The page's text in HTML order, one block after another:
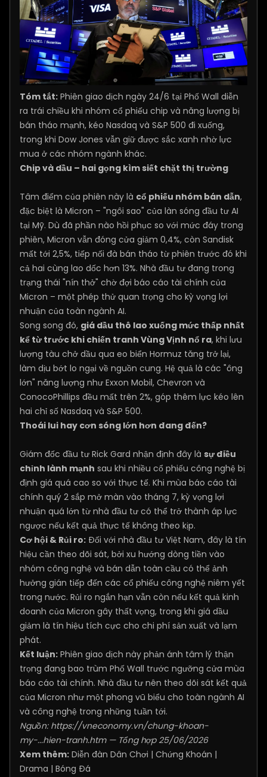
Tóm tắt: Phiên giao dịch ngày 24/6 tại Phố Wall diễn
ra trái chiều khi nhóm cổ phiếu chip và năng lượng bị
bán tháo mạnh, kéo Nasdaq và S&P 500 đi xuống,
trong khi Dow Jones vẫn giữ được sắc xanh nhờ lực
mua ở các nhóm ngành khác.
Chip và dầu – hai gọng kìm siết chặt thị trường
Tâm điểm của phiên này là cổ phiếu nhóm bán dẫn,
đặc biệt là Micron – "ngôi sao" của làn sóng đầu tư AI
tại Mỹ. Dù đã phần nào hồi phục so với mức đáy trong
phiên, Micron vẫn đóng cửa giảm 0,4%, còn Sandisk
mất tới 2,5%, tiếp nối đà bán tháo từ phiên trước đó khi
cả hai cùng lao dốc hơn 13%. Nhà đầu tư đang trong
trạng thái "nín thở" chờ đợi báo cáo tài chính của
Micron – một phép thử quan trọng cho kỳ vọng lợi
nhuận của toàn ngành AI.
Song song đó, giá dầu thô lao xuống mức thấp nhất
kể từ trước khi chiến tranh Vùng Vịnh nổ ra, khi lưu
lượng tàu chở dầu qua eo biển Hormuz tăng trở lại,
làm dịu bớt lo ngại về nguồn cung. Hệ quả là các "ông
lớn" năng lượng như Exxon Mobil, Chevron và
ConocoPhillips đều mất trên 2%, góp thêm lực kéo lên
hai chỉ số Nasdaq và S&P 500.
Thoái lui hay cơn sóng lớn hơn đang đến?
Giám đốc đầu tư Rick Gard nhận định đây là sự điều
chỉnh lành mạnh sau khi nhiều cổ phiếu công nghệ bị
định giá quá cao so với thực tế. Khi mùa báo cáo tài
chính quý 2 sắp mở màn vào tháng 7, kỳ vọng lợi
nhuận quá lớn từ nhà đầu tư có thể trở thành áp lực
ngược nếu kết quả thực tế không theo kịp.
Cơ hội & Rủi ro: Đối với nhà đầu tư Việt Nam, đây là tín
hiệu cần theo dõi sát, bởi xu hướng dòng tiền vào
nhóm công nghệ và bán dẫn toàn cầu có thể ảnh
hưởng gián tiếp đến các cổ phiếu công nghệ niêm yết
trong nước. Rủi ro ngắn hạn vẫn còn nếu kết quả kinh
doanh của Micron gây thất vọng, trong khi giá dầu
giảm là tín hiệu tích cực cho chi phí sản xuất và lạm
phát.
Kết luận: Phiên giao dịch này phản ánh tâm lý thận
trọng đang bao trùm Phố Wall trước ngưỡng cửa mùa
báo cáo tài chính. Nhà đầu tư nên theo dõi sát kết quả
của Micron như một phong vũ biểu cho toàn ngành AI
và công nghệ trong những tuần tới.
Nguồn: https://vneconomy.vn/chung-khoan-
my-...hien-tranh.htm— Tổng hợp 25/06/2026
Xem thêm: Diễn đàn Dân Chơi | Chứng Khoán |
Drama | Bóng Đá